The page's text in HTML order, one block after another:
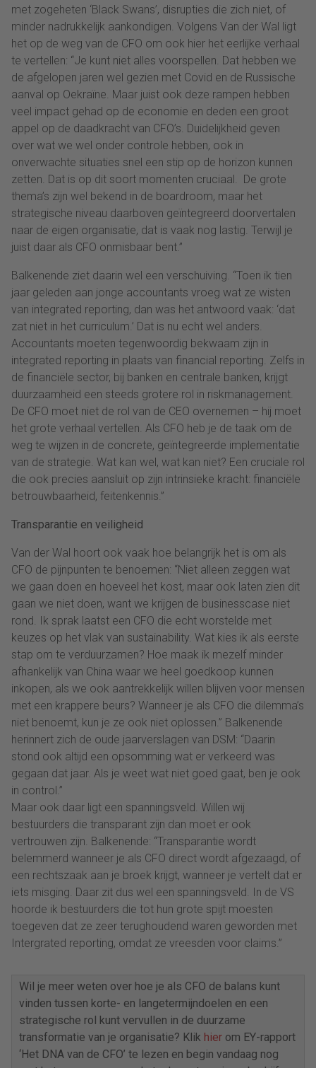
met zogeheten ‘Black Swans’, disrupties die zich niet, of
minder nadrukkelijk aankondigen. Volgens Van der Wal ligt
het op de weg van de CFO om ook hier het eerlijke verhaal
te vertellen: “Je kunt niet alles voorspellen. Dat hebben we
de afgelopen jaren wel gezien met Covid en de Russische
aanval op Oekraïne. Maar juist ook deze rampen hebben
veel impact gehad op de economie en deden een groot
appel op de daadkracht van CFO’s. Duidelijkheid geven
over wat we wel onder controle hebben, ook in
onverwachte situaties snel een stip op de horizon kunnen
zetten. Dat is op dit soort momenten cruciaal. De grote
thema’s zijn wel bekend in de boardroom, maar het
strategische niveau daarboven geïntegreerd doorvertalen
naar de eigen organisatie, dat is vaak nog lastig. Terwijl je
juist daar als CFO onmisbaar bent.”
Balkenende ziet daarin wel een verschuiving. “Toen ik tien
jaar geleden aan jonge accountants vroeg wat ze wisten
van integrated reporting, dan was het antwoord vaak: ‘dat
zat niet in het curriculum.’ Dat is nu echt wel anders.
Accountants moeten tegenwoordig bekwaam zijn in
integrated reporting in plaats van financial reporting. Zelfs in
de financiële sector, bij banken en centrale banken, krijgt
duurzaamheid een steeds grotere rol in riskmanagement.
De CFO moet niet de rol van de CEO overnemen – hij moet
het grote verhaal vertellen. Als CFO heb je de taak om de
weg te wijzen in de concrete, geïntegreerde implementatie
van de strategie. Wat kan wel, wat kan niet? Een cruciale rol
die ook precies aansluit op zijn intrinsieke kracht: financiële
betrouwbaarheid, feitenkennis.”
Transparantie en veiligheid
Van der Wal hoort ook vaak hoe belangrijk het is om als
CFO de pijnpunten te benoemen: “Niet alleen zeggen wat
we gaan doen en hoeveel het kost, maar ook laten zien dit
gaan we niet doen, want we krijgen de businesscase niet
rond. Ik sprak laatst een CFO die echt worstelde met
keuzes op het vlak van sustainability. Wat kies ik als eerste
stap om te verduurzamen? Hoe maak ik mezelf minder
afhankelijk van China waar we heel goedkoop kunnen
inkopen, als we ook aantrekkelijk willen blijven voor mensen
met een krappere beurs? Wanneer je als CFO die dilemma’s
niet benoemt, kun je ze ook niet oplossen.” Balkenende
herinnert zich de oude jaarverslagen van DSM: “Daarin
stond ook altijd een opsomming wat er verkeerd was
gegaan dat jaar. Als je weet wat niet goed gaat, ben je ook
in control.”
Maar ook daar ligt een spanningsveld. Willen wij
bestuurders die transparant zijn dan moet er ook
vertrouwen zijn. Balkenende: “Transparantie wordt
belemmerd wanneer je als CFO direct wordt afgezaagd, of
een rechtszaak aan je broek krijgt, wanneer je vertelt dat er
iets misging. Daar zit dus wel een spanningsveld. In de VS
hoorde ik bestuurders die tot hun grote spijt moesten
toegeven dat ze zeer terughoudend waren geworden met
Intergrated reporting, omdat ze vreesden voor claims.”
Wil je meer weten over hoe je als CFO de balans kunt
vinden tussen korte- en langetermijndoelen en een
strategische rol kunt vervullen in de duurzame
transformatie van je organisatie? Klik hier om EY-rapport
‘Het DNA van de CFO’ te lezen en begin vandaag nog